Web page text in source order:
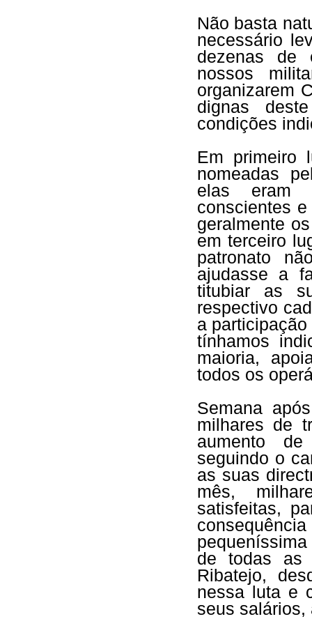
Não basta
necessário
dezenas de
nossos
organizarem
dignas
condições
Em primeiro
nomeadas
elas eram
conscientes
geralmente
em terceiro
patronato
ajudasse a
titubiar as
respectivo
a
tínhamos
maioria,
todos os
Semana
milhares de
aumento
seguindo o
as suas
mês,
satisfeitas,
de todas as
Ribatejo,
nessa luta e
seus salários,